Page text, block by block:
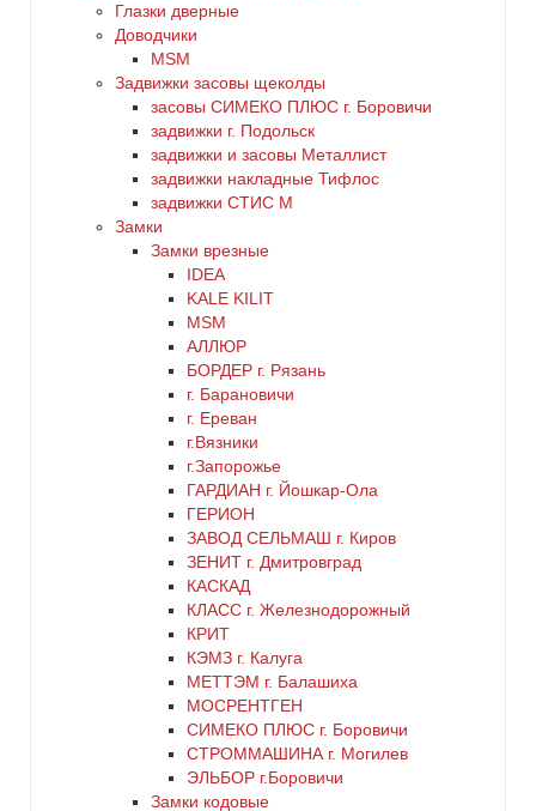
цилиндровый
желтый
Глазки дверные
Доводчики
MSM
Задвижки засовы щеколды
заcовы СИМЕКО ПЛЮС г. Боровичи
задвижки г. Подольск
задвижки и засовы Металлист
задвижки накладные Тифлос
задвижки СТИС М
Замки
Замки врезные
IDEA
KALE KILIT
MSM
АЛЛЮР
БОРДЕР г. Рязань
г. Барановичи
г. Ереван
г.Вязники
г.Запорожье
ГАРДИАН г. Йошкар-Ола
ГЕРИОН
ЗАВОД СЕЛЬМАШ г. Киров
ЗЕНИТ г. Дмитровград
КАСКАД
КЛАСС г. Железнодорожный
КРИТ
КЭМЗ г. Калуга
МЕТТЭМ г. Балашиха
МОСРЕНТГЕН
СИМЕКО ПЛЮС г. Боровичи
СТРОММАШИНА г. Могилев
ЭЛЬБОР г.Боровичи
Замки кодовые